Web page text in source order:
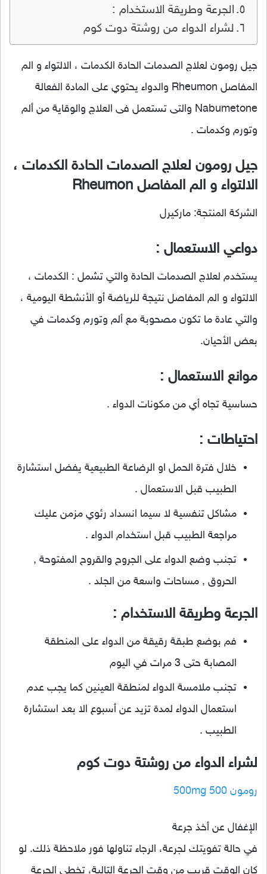
الجرعة وطريقة الاستخدام :
لشراء الدواء من روشتة دوت كوم
جيل رومون لعلاج الصدمات الحادة الكدمات ، الالتواء و الم
المفاصل Rheumon والدواء يحتوي على المادة الفعالة
Nabumetone والتى تستعمل فى العلاج والوقاية من ألم
وتورم وكدمات .
جيل رومون لعلاج الصدمات الحادة الكدمات ،
الالتواء و الم المفاصل Rheumon
الشركة المنتجة: ماركيرل
دواعي الاستعمال :
يستخدم لعلاج الصدمات الحادة والتي تشمل : الكدمات ،
الالتواء و الم المفاصل نتيجة للرياضة أو الأنشطة اليومية ،
والتي عادة ما تكون مصحوبة مع ألم وتورم وكدمات في
بعض الأحيان.
موانع الاستعمال :
حساسية تجاه أي من مكونات الدواء .
احتياطات :
خلال فترة الحمل او الرضاعة الطبيعية يفضل استشارة
الطبيب قبل الاستعمال .
مشاكل تنفسية لا سيما انسداد رئوي مزمن عليك
مراجعة الطبيب قبل استخدام الدواء .
تجنب وضع الدواء على الجروح والقروح المفتوحة ,
الحروق , مساحات واسعة من الجلد .
الجرعة وطريقة الاستخدام :
فم بوضع طبقة رقيقة من الدواء على المنطقة
المصابة حتى 3 مرات في اليوم
تجنب ملامسة الدواء لمنطقة العينين كما يجب عدم
استعمال الدواء لمدة تزيد عن أسبوع الا بعد استشارة
الطبيب .
لشراء الدواء من روشتة دوت كوم
رومون 500 500mg
الإغفال عن أخذ جرعة
في حالة تفويتك لجرعة، الرجاء تناولها فور ملاحظة ذلك. لو
كان الوقت قريب من وقت الجرعة التالية، تخطى الجرعة